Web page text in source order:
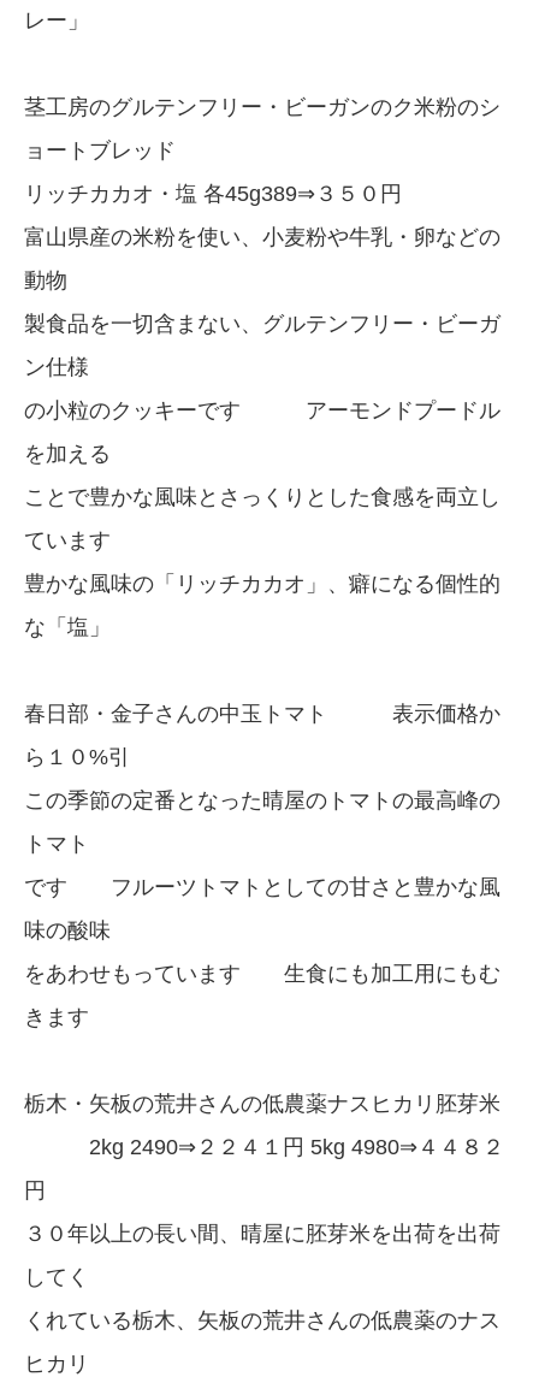
レー」
茎工房のグルテンフリー・ビーガンのク米粉のシ
ョートブレッド
リッチカカオ・塩 各45g389⇒３５０円
富山県産の米粉を使い、小麦粉や牛乳・卵などの
動物
製食品を一切含まない、グルテンフリー・ビーガ
ン仕様
の小粒のクッキーです アーモンドプードル
を加える
ことで豊かな風味とさっくりとした食感を両立し
ています
豊かな風味の「リッチカカオ」、癖になる個性的
な「塩」
春日部・金子さんの中玉トマト 表示価格か
ら１０%引
この季節の定番となった晴屋のトマトの最高峰の
トマト
です フルーツトマトとしての甘さと豊かな風
味の酸味
をあわせもっています 生食にも加工用にもむ
きます
栃木・矢板の荒井さんの低農薬ナスヒカリ胚芽米
2kg 2490⇒２２４１円 5kg 4980⇒４４８２
円
３０年以上の長い間、晴屋に胚芽米を出荷を出荷
してく
くれている栃木、矢板の荒井さんの低農薬のナス
ヒカリ